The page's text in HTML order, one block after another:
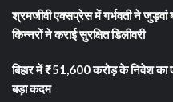
श्रमजीवी एक्सप्रेस में गर्भवती ने जुड़वां
किन्नरों ने कराई सुरक्षित डिलीवरी
बिहार में ₹51,600 करोड़ के निवेश का
बड़ा कदम